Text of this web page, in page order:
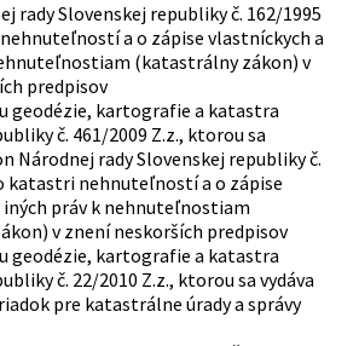
rady Slovenskej republiky č. 162/1995
a o zápise vlastníckych a
(katastrálny zákon) v
predpisov
geodézie, kartografie a katastra
č. 461/2009 Z.z., ktorou sa
Národnej rady Slovenskej republiky č.
katastri nehnuteľností a o zápise
práv k nehnuteľnostiam
v znení neskorších predpisov
geodézie, kartografie a katastra
č. 22/2010 Z.z., ktorou sa vydáva
pre katastrálne úrady a správy